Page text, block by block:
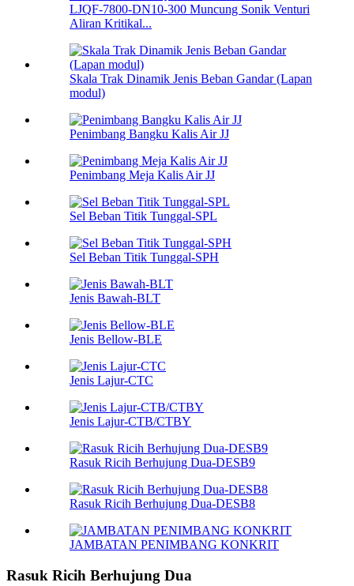
LJQF-7800-DN10-300 Muncung Sonik Venturi
Aliran Kritikal...
Skala Trak Dinamik Jenis Beban Gandar (Lapan
modul)
Penimbang Bangku Kalis Air JJ
Penimbang Meja Kalis Air JJ
Sel Beban Titik Tunggal-SPL
Sel Beban Titik Tunggal-SPH
Jenis Bawah-BLT
Jenis Bellow-BLE
Jenis Lajur-CTC
Jenis Lajur-CTB/CTBY
Rasuk Ricih Berhujung Dua-DESB9
Rasuk Ricih Berhujung Dua-DESB8
JAMBATAN PENIMBANG KONKRIT
Rasuk Ricih Berhujung Dua